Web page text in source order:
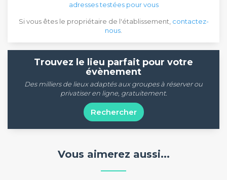
adresses testées pour vous
Si vous êtes le propriétaire de l'établissement, contactez-
nous
Trouvez le lieu parfait pour votre
évènement
Des milliers de lieux adaptés aux groupes à réserver ou
privatiser en ligne, gratuitement.
Rechercher
Vous aimerez aussi...